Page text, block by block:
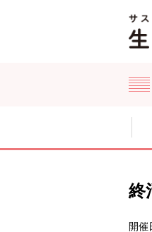
ここからサイト内共通メニュ
サイト内共通メニューをスキ
終
開催